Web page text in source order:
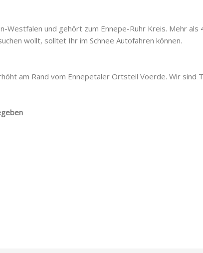
Westfalen und gehört zum Ennepe-Ruhr Kreis. Mehr
wollt, solltet Ihr im Schnee Autofahren können.
am Rand vom Ennepetaler Ortsteil Voerde. Wir sind